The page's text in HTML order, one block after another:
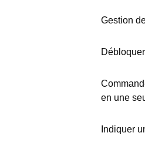
Gestion
en une
Indiquer